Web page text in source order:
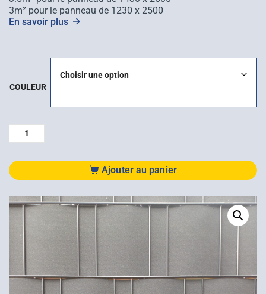
3m² pour le panneau de 1230 x 2500
En savoir plus
COULEUR
Ajouter au panier